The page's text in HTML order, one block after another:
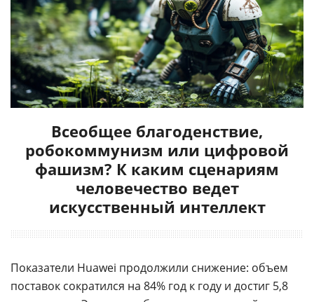
Всеобщее благоденствие,
робокоммунизм или цифровой
фашизм? К каким сценариям
человечество ведет
искусственный интеллект
Показатели Huawei продолжили снижение: объем
поставок сократился на 84% год к году и достиг 5,8